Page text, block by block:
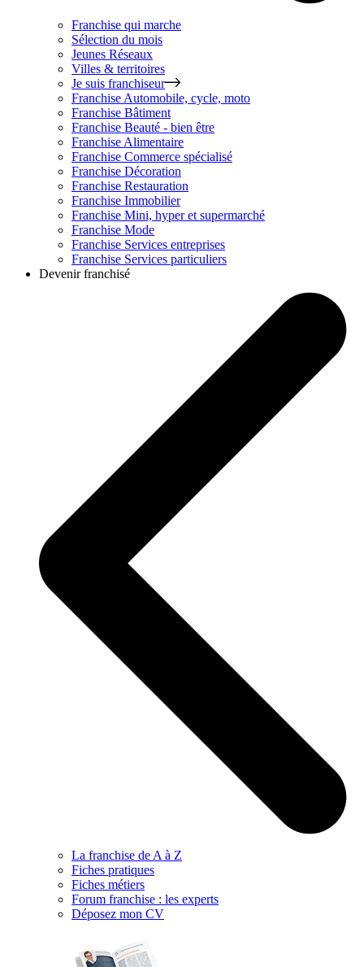
Franchise qui marche
Sélection du mois
Jeunes Réseaux
Villes & territoires
Je suis franchiseur
Franchise Automobile, cycle, moto
Franchise Bâtiment
Franchise Beauté - bien être
Franchise Alimentaire
Franchise Commerce spécialisé
Franchise Décoration
Franchise Restauration
Franchise Immobilier
Franchise Mini, hyper et supermarché
Franchise Mode
Franchise Services entreprises
Franchise Services particuliers
Devenir franchisé
La franchise de A à Z
Fiches pratiques
Fiches métiers
Forum franchise : les experts
Déposez mon CV